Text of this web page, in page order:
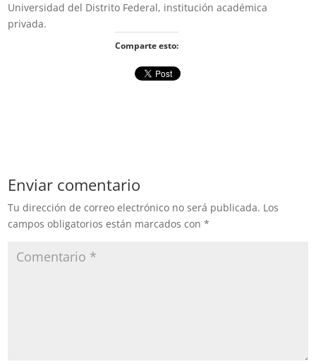
Universidad del Distrito Federal, institución académica
privada.
Comparte esto:
Enviar comentario
Tu dirección de correo electrónico no será publicada. Los
campos obligatorios están marcados con*